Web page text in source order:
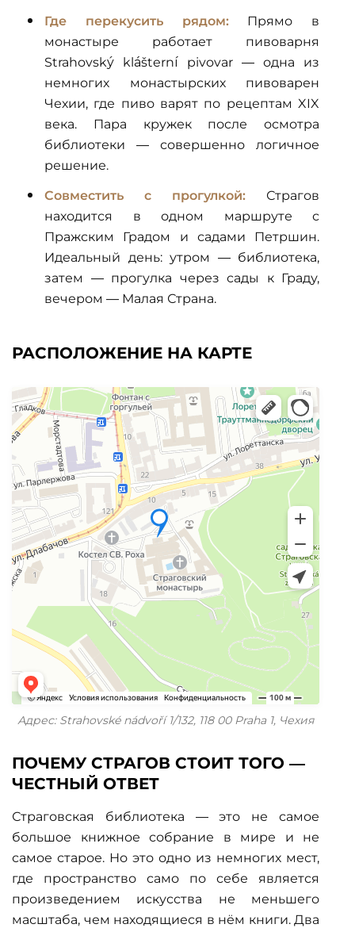
Где перекусить рядом:Прямо в
монастыре работает пивоварня
Strahovský klášterní pivovar — одна из
немногих монастырских пивоварен
Чехии, где пиво варят по рецептам XIX
века. Пара кружек после осмотра
библиотеки — совершенно логичное
решение.
Совместить с прогулкой: Страгов
находится в одном маршруте с
Пражским Градом и садами Петршин.
Идеальный день: утром — библиотека,
затем — прогулка через сады к Граду,
вечером — Малая Страна.
РАСПОЛОЖЕНИЕ НА КАРТЕ
Адрес: Strahovské nádvoří 1/132, 118 00 Praha 1, Чехия
ПОЧЕМУ СТРАГОВ СТОИТ ТОГО —
ЧЕСТНЫЙ ОТВЕТ
Страговская библиотека — это не самое
большое книжное собрание в мире и не
самое старое. Но это одно из немногих мест,
где пространство само по себе является
произведением искусства не меньшего
масштаба, чем находящиеся в нём книги. Два